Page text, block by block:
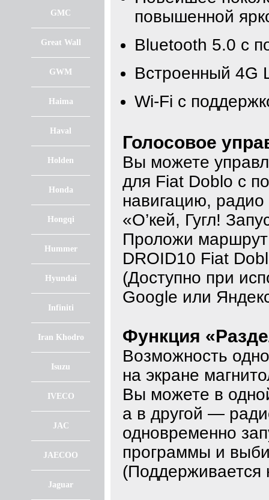
GMC
Great Wall
GWM
Haima
Haval
Holden
Honda
Hongqi
Hummer
Hyundai
Infiniti
Iran Khodro
Isuzu
IVECO
JAC
JAECOO
Jaguar
повышенной
Bluetooth 5.0 с
Встроенный 4G
Wi-Fi с
Голосовое
Вы можете
для Fiat Doblo с
навигацию,
«О’кей, Гугл!
Проложи маршрут
DROID10 Fiat
(Доступно при
Google или
Функция
Возможность
на экране
Вы можете в
а в другой —
одновременно
программы и